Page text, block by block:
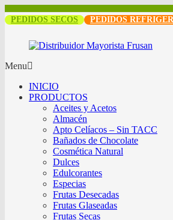
PEDIDOS SECOS PEDIDOS
Menu
INICIO
PRODUCTOS
Aceites y Acetos
Almacén
Apto Celíacos – Sin TACC
Bañados de Chocolate
Cosmética Natural
Dulces
Edulcorantes
Especias
Frutas Desecadas
Frutas Glaseadas
Frutas Secas